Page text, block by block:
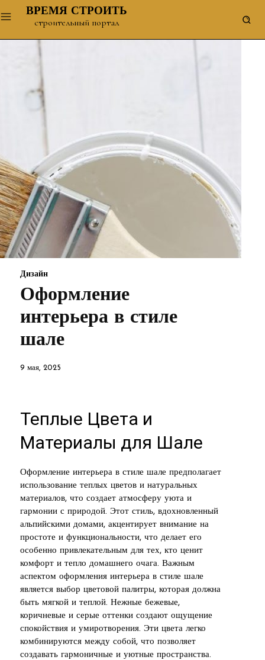
ВРЕМЯ СТРОИТЬ
строительный портал
Дизайн
Оформление
интерьера в стиле
шале
9 мая, 2025
Теплые Цвета и
Материалы для Шале
Оформление интерьера в стиле шале предполагает
использование теплых цветов и натуральных
материалов, что создает атмосферу уюта и
гармонии с природой. Этот стиль, вдохновленный
альпийскими домами, акцентирует внимание на
простоте и функциональности, что делает его
особенно привлекательным для тех, кто ценит
комфорт и тепло домашнего очага. Важным
аспектом оформления интерьера в стиле шале
является выбор цветовой палитры, которая должна
быть мягкой и теплой. Нежные бежевые,
коричневые и серые оттенки создают ощущение
спокойствия и умиротворения. Эти цвета легко
комбинируются между собой, что позволяет
создавать гармоничные и уютные пространства.